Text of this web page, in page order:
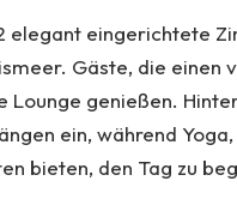
elegant eingerichtete
Gäste, die
Lounge genießen.
ein, während
bieten, den Tag zu